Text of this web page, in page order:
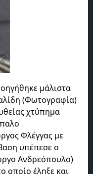
μάλιστα
(Φωτογραφία)
χτύπημα
Φλέγγας με
υπέπεσε ο
Ανδρεόπουλο)
οποίο έληξε και